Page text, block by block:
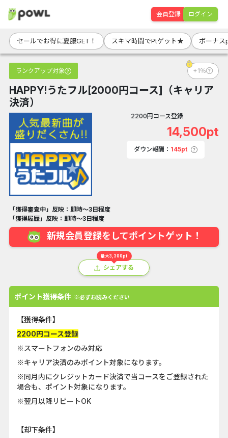
会員登録 ログイン
セールでお得に夏服GET！ スキマ時間でPtゲット★ ボーナ
ランクアップ対象 +1％
HAPPY!うたフル[2000円コース]（キャリア
決済）
2200円コース登録
14,500pt
ダウン報酬： 145pt
「獲得審査中」反映：即時～3日程度
「獲得履歴」反映：即時～3日程度
新規会員登録をしてポイントゲット！
最大3,300pt
シェアする
ポイント獲得条件 ※必ずお読みください
【獲得条件】
2200円コース登録
※スマートフォンのみ対応
※キャリア決済のみポイント対象になります。
※同月内にクレジットカード決済で当コースをご登録された
場合も、ポイント対象になります。
※翌月以降リピートOK
【却下条件】